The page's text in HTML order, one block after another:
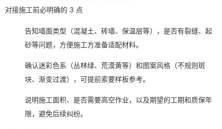
对接施工前必明确的 3 点
告知墙面类型（混凝土、砖墙、保温层等），是否有裂缝、起
砂等问题，方便施工方准备适配材料。
确认迷彩色系（丛林绿、荒漠黄等）和图案风格（不规则斑
块、渐变过渡），可提前索要样板参考。
说明施工面积、是否需要高空作业，以及期望的工期和质保年
限，避免后续纠纷。